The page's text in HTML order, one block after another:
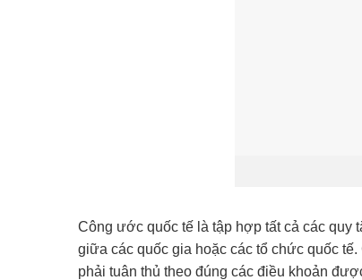
Công ước quốc tế là tập hợp tất cả các quy
giữa các quốc gia hoặc các tổ chức quốc
phải tuân thủ theo đúng các điều khoản